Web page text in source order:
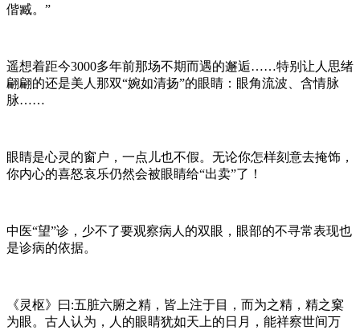
偕臧。”
遥想着距今3000多年前那场不期而遇的邂逅……特别让人思绪
翩翩的还是美人那双“婉如清扬”的眼睛：眼角流波、含情脉
脉……
眼睛是心灵的窗户，一点儿也不假。无论你怎样刻意去掩饰，
你内心的喜怒哀乐仍然会被眼睛给“出卖”了！
中医“望”诊，少不了要观察病人的双眼，眼部的不寻常表现也
是诊病的依据。
《灵枢》曰:五脏六腑之精，皆上注于目，而为之精，精之窠
为眼。 古人认为，人的眼睛犹如天上的日月，能祥察世间万